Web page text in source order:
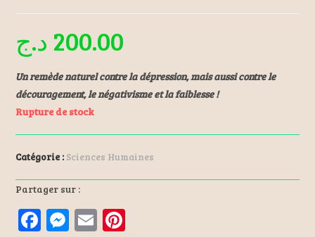
200.00 د.ج
Un remède naturel contre la dépression, mais aussi contre le
découragement, le négativisme et la faiblesse !
Rupture de stock
Catégorie : Sciences Humaines
Partager sur :
F M E